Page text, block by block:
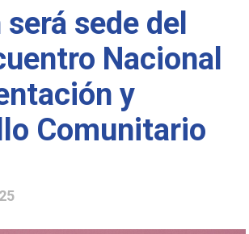
sede del
Nacional
y
Comunitario